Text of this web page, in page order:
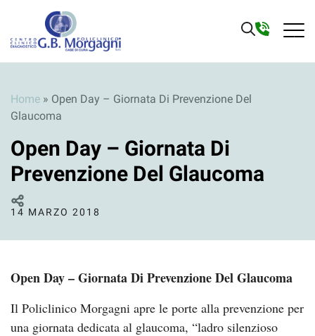
Home » Open Day – Giornata Di Prevenzione Del
Glaucoma
Open Day – Giornata Di
Prevenzione Del Glaucoma
14 MARZO 2018
Open Day – Giornata Di Prevenzione Del Glaucoma
Il Policlinico Morgagni apre le porte alla prevenzione per
una giornata dedicata al glaucoma, “ladro silenzioso